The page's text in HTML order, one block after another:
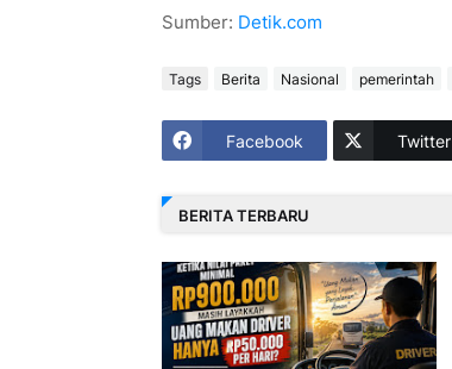
Sumber: Detik.com
Tags Berita Nasional pemerintah
Facebook Twitter
BERITA TERBARU